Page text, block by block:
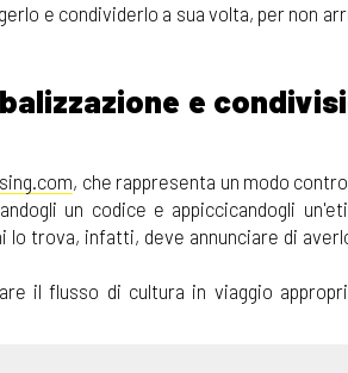
e condividerlo a sua volta, per non
e
, che rappresenta un modo
un codice e appiccicandogli
lo trova, infatti, deve annunciare di
il flusso di cultura in viaggio